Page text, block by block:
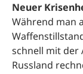
Neuer
Während man
schnell mit der
Russland